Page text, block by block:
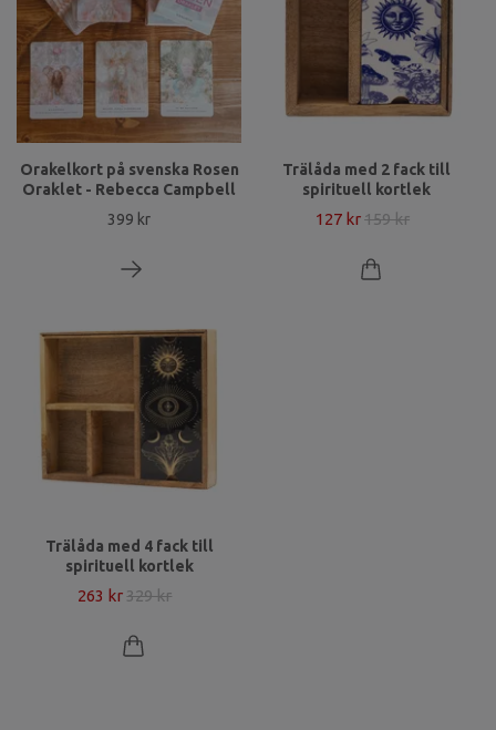
Orakelkort på svenska Rosen
Oraklet - Rebecca Campbell
399 kr
Trälåda med 2 fack till
spirituell kortlek
127 kr159 kr
Trälåda med 4 fack till
spirituell kortlek
263 kr 329 kr